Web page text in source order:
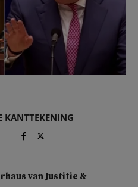
KANTTEKENING
van Justitie &